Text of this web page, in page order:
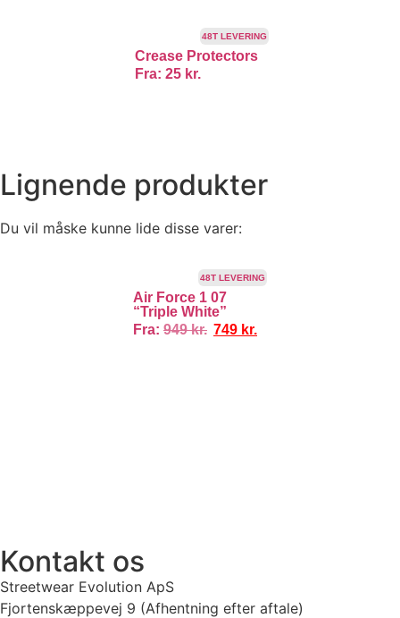
48T LEVERING
Crease Protectors
Fra: 25 kr.
Lignende produkter
Du vil måske kunne lide disse varer:
48T LEVERING
Air Force 1 07
“Triple White”
Fra: 949kr. 749 kr.
Kontakt os
Streetwear Evolution ApS
Fjortenskæppevej 9 (Afhentning efter aftale)